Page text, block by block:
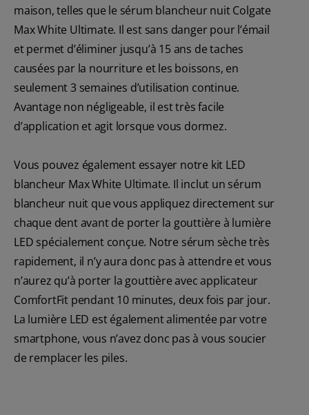
maison, telles que le sérum blancheur nuit Colgate
Max White Ultimate. Il est sans danger pour l’émail
et permet d’éliminer jusqu’à 15 ans de taches
causées par la nourriture et les boissons, en
seulement 3 semaines d’utilisation continue.
Avantage non négligeable, il est très facile
d’application et agit lorsque vous dormez.
Vous pouvez également essayer notre kit LED
blancheur Max White Ultimate. Il inclut un sérum
blancheur nuit que vous appliquez directement sur
chaque dent avant de porter la gouttière à lumière
LED spécialement conçue. Notre sérum sèche très
rapidement, il n’y aura donc pas à attendre et vous
n’aurez qu’à porter la gouttière avec applicateur
ComfortFit pendant 10 minutes, deux fois par jour.
La lumière LED est également alimentée par votre
smartphone, vous n’avez donc pas à vous soucier
de remplacer les piles.